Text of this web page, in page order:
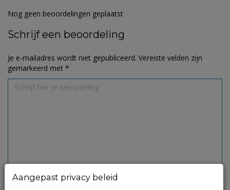
Nog geen beoordelingen geplaatst
Schrijf een beoordeling
Je e-mailadres wordt niet gepubliceerd. Vereiste velden zijn
gemarkeerd met *
Aangepast privacy beleid